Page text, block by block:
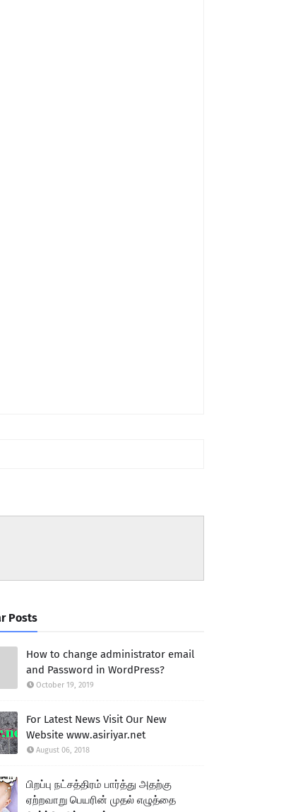
Posts
How to change administrator email
and Password in WordPress?
October 19, 2019
For Latest News Visit Our New
Website www.asiriyar.net
August 06, 2018
பிறப்பு நட்சத்திரம் பார்த்து அதற்கு
ஏற்றவாறு பெயரின் முதல் எழுத்தை